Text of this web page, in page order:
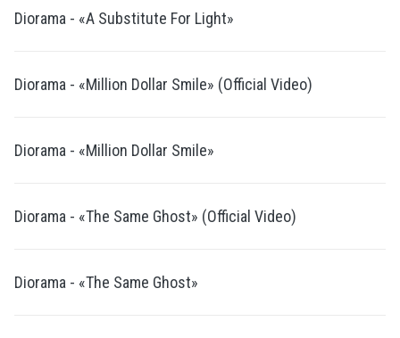
Diorama - «A Substitute For Light»
Diorama - «Million Dollar Smile» (Official Video)
Diorama - «Million Dollar Smile»
Diorama - «The Same Ghost» (Official Video)
Diorama - «The Same Ghost»